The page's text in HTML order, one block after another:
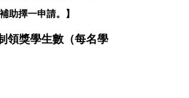
助擇一申請。】
領獎學生數（每名學